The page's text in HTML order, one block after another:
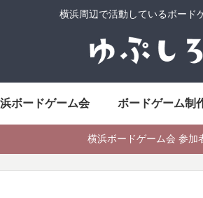
横浜周辺で活動しているボード
ボードゲーム会 ボードゲーム制
横浜ボードゲーム会 参加